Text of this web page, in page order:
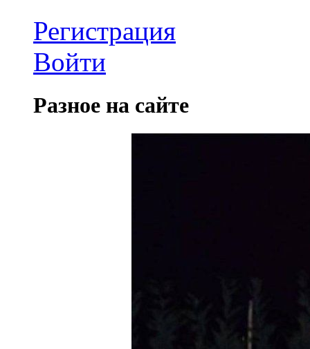
Регистрация
Войти
Разное на сайте